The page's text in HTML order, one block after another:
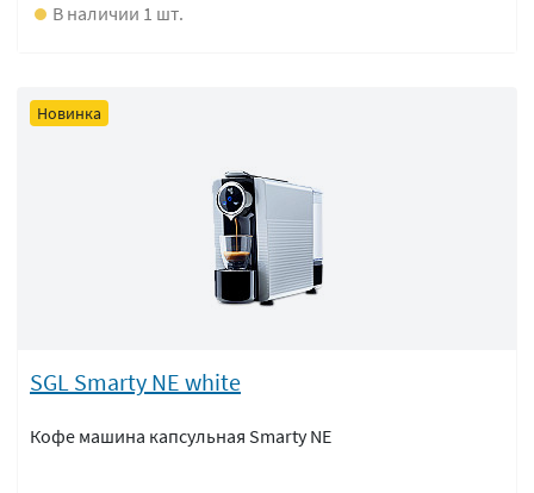
В наличии 1 шт.
Новинка
SGL Smarty NE white
Кофе машина капсульная Smarty NE